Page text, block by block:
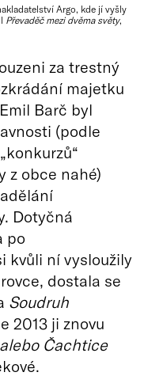
Argo, kde jí vyšly
Převaděč mezi dvěma světy,
za trestný
majetku
Barč byl
(podle
z obce nahé)
Dotyčná
po
kvůli ní vysloužily
dostala se
Soudruh
2013 ji znovu
Čachtice